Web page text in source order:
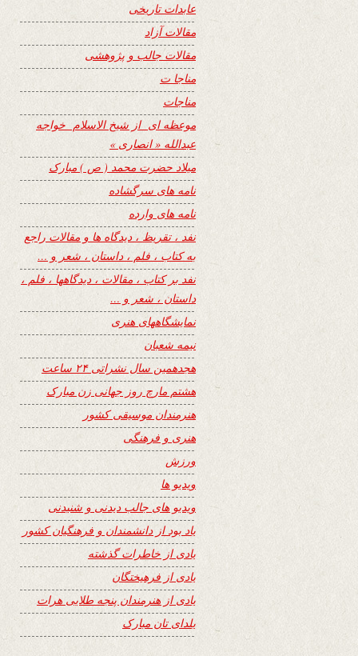
عابدات تاریخی
مقالات آزاد
مقالات جالب و پژوهشی
مناجا ت
مناجات
موعظه ای از شیخ الاسلام خواجه
عبدالله « انصاری »
میلاد حضرت محمد ( ص ) مبارک
نامه های سرگشاده
نامه های وارده
نفد ، تقریظ ، دیدگاه ها و مقالات راجع
به کتاب ، فلم ، داستان ، شعر و …
نفد بر کتاب ، مقالات ، دیدگاهها ، فلم ،
داستان ، شعر و …
نمایشگاههای هنری
نیمه شعبان
هجدهمین سال نشراتی ۲۴ ساعت
هشتم مارچ روز جهانی زن مبارک
هنرمندان موسیقی کشور
هنری و فرهنگی
ورزش
ویدیو ها
ویدیو های جالب دیدنی و شنیدنی
یاد بود از دانشمندان و فرهنگیان کشور
یادی از خاطرات گذشته
یادی از فرهیختگان
یادی از هنرمندان پنجه طلایی هرات
یلدای تان مبارک